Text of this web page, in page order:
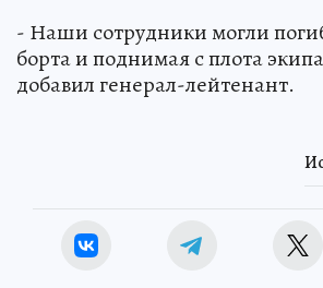
- Наши сотрудники могли
борта и поднимая с плота
добавил генерал-лейтенант.